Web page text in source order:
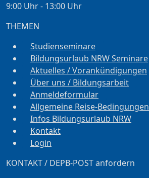
9:00 Uhr - 13:00 Uhr
THEMEN
Studienseminare
Bildungsurlaub NRW Seminare
Aktuelles / Vorankündigungen
Über uns / Bildungsarbeit
Anmeldeformular
Allgemeine Reise-Bedingungen
Infos Bildungsurlaub NRW
Kontakt
Login
KONTAKT / DEPB-POST anfordern